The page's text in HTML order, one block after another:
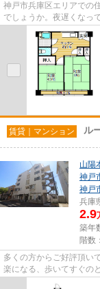
神戸市兵庫区エリアでの
でしょうか。夜遅くなっ
(238m)にあるので急な買
賃貸｜マンション ル
山陽
神戸
神戸
兵庫
2.9
築年
階数
多くの方からご好評頂い
楽になる、歩いてすぐの